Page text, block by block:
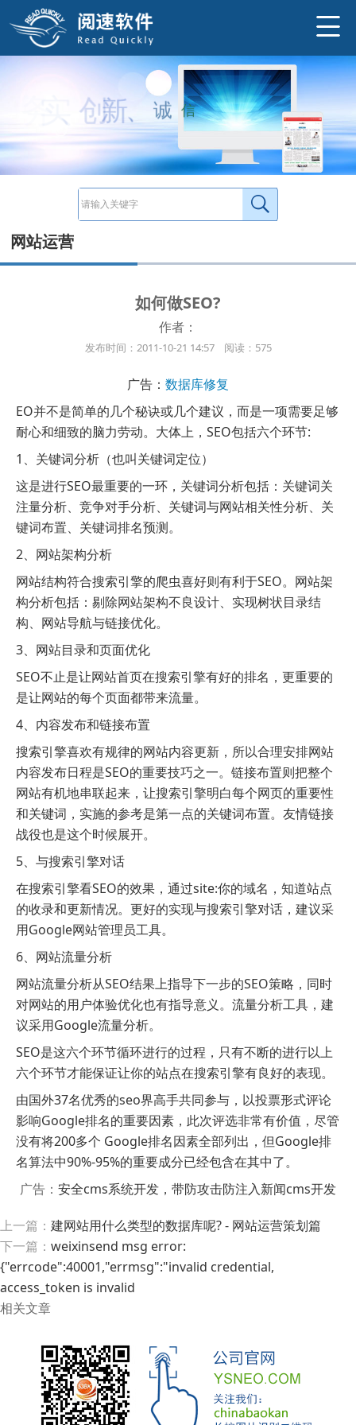
实、创新、 诚信
网站运营
如何做SEO?
作者：
发布时间：2011-10-21 14:57 阅读：575
广告： 数据库修复
EO并不是简单的几个秘诀或几个建议，而是一项需要足够
耐心和细致的脑力劳动。大体上，SEO包括六个环节:
1、关键词分析（也叫关键词定位）
这是进行SEO最重要的一环，关键词分析包括：关键词关
注量分析、竞争对手分析、关键词与网站相关性分析、关
键词布置、关键词排名预测。
2、网站架构分析
网站结构符合搜索引擎的爬虫喜好则有利于SEO。网站架
构分析包括：剔除网站架构不良设计、实现树状目录结
构、网站导航与链接优化。
3、网站目录和页面优化
SEO不止是让网站首页在搜索引擎有好的排名，更重要的
是让网站的每个页面都带来流量。
4、内容发布和链接布置
搜索引擎喜欢有规律的网站内容更新，所以合理安排网站
内容发布日程是SEO的重要技巧之一。链接布置则把整个
网站有机地串联起来，让搜索引擎明白每个网页的重要性
和关键词，实施的参考是第一点的关键词布置。友情链接
战役也是这个时候展开。
5、与搜索引擎对话
在搜索引擎看SEO的效果，通过site:你的域名，知道站点
的收录和更新情况。更好的实现与搜索引擎对话，建议采
用Google网站管理员工具。
6、网站流量分析
网站流量分析从SEO结果上指导下一步的SEO策略，同时
对网站的用户体验优化也有指导意义。流量分析工具，建
议采用Google流量分析。
SEO是这六个环节循环进行的过程，只有不断的进行以上
六个环节才能保证让你的站点在搜索引擎有良好的表现。
由国外37名优秀的seo界高手共同参与，以投票形式评论
影响Google排名的重要因素，此次评选非常有价值，尽管
没有将200多个 Google排名因素全部列出，但Google排
名算法中90%-95%的重要成分已经包含在其中了。
广告： 安全cms系统开发，带防攻击防注入新闻cms开发
上一篇： 建网站用什么类型的数据库呢? - 网站运营策划篇
下一篇： weixinsend msg error:
{"errcode":40001,"errmsg":"invalid credential,
access_token is invalid
相关文章